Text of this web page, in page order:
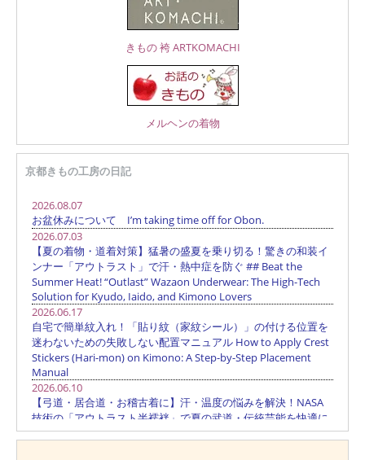
きもの 袴 ARTKOMACHI
メルヘンの着物
京都きもの工房の日記